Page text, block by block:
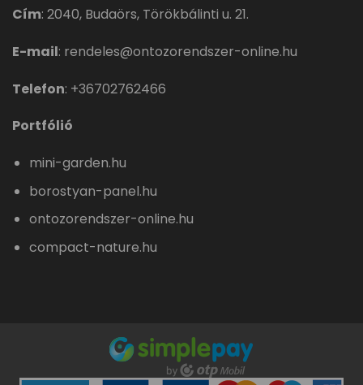
Cím: 2040, Budaörs, Törökbálinti u. 21.
E-mail: rendeles@ontozorendszer-online.hu
Telefon: +36702762466
Portfólió
mini-garden.hu
borostyan-panel.hu
ontozorendszer-online.hu
compact-nature.hu